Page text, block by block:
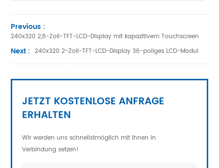
Previous :
240x320 2,8-Zoll-TFT-LCD-Display mit kapazitivem Touchscreen
Next : 240x320 2-Zoll-TFT-LCD-Display 36-poliges LCD-Modul
JETZT KOSTENLOSE ANFRAGE
ERHALTEN
Wir werden uns schnellstmöglich mit Ihnen in
Verbindung setzen!